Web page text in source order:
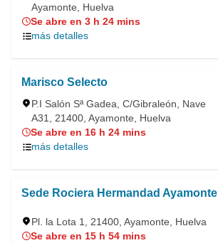
Ayamonte, Huelva
Se abre en 3 h 24 mins
más detalles
Marisco Selecto
P.I Salón Sª Gadea, C/Gibraleón, Nave
A31, 21400, Ayamonte, Huelva
Se abre en 16 h 24 mins
más detalles
Sede Rociera Hermandad Ayamonte
Pl. la Lota 1, 21400, Ayamonte, Huelva
Se abre en 15 h 54 mins